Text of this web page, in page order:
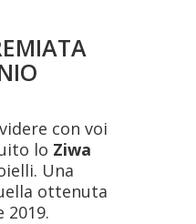
con voi
lo Ziwa
Una
ottenuta
2019.